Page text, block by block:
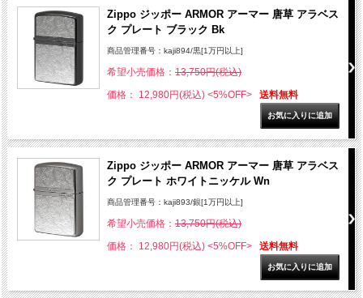
Zippo ジッポー ARMOR アーマー 唐草 アラベス
ク プレート ブラック Bk
商品管理番号：kaji894/黒[1万円以上]
希望小売価格： 13,750円(税込)
価格： 12,980円(税込) <5%OFF> 送料無料
Zippo ジッポー ARMOR アーマー 唐草 アラベス
ク プレート ホワイトニッケル Wn
商品管理番号：kaji893/銀[1万円以上]
希望小売価格： 13,750円(税込)
価格： 12,980円(税込) <5%OFF> 送料無料